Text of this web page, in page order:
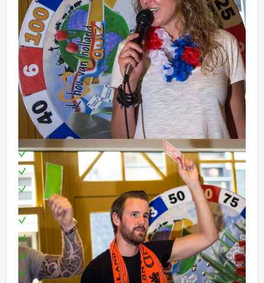
Liever solo? Kan ook! Met de professionele karaoke set
kunt u al uw favoriete Nederlandse hits uit volle borst
meezingen! Waan u Johnny Jordaan of de Zangeres
Zonder Naam! Alles mag, u doet maar!
Daarnaast kunt u deelnemen aan een keur van echt
Oud-Hollandse spelletjes, zoals: ringwerpen, sjoelen,
muntwerpen en blikgooien.
Inclusief:
Ontvangst met bubbels
DJ
Onbeperkt drankjes uit de Hollandse gedurende 4
uur
Buffet
Borrelhapjes
Aankleding in stijl
Ik hou van Holland Quiz